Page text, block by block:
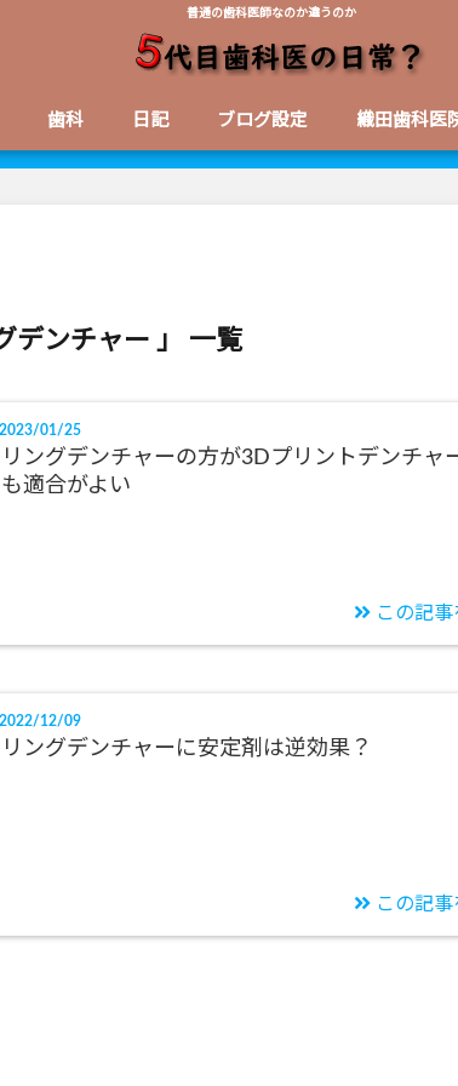
普通の歯科医師なのか違うのか
歯科 日記 ブログ設定 織田歯科医
デンチャー 」 一覧
01/25
ングデンチャーの方が3Dプリントデンチャ
適合がよい
この記事
12/09
ングデンチャーに安定剤は逆効果？
この記事